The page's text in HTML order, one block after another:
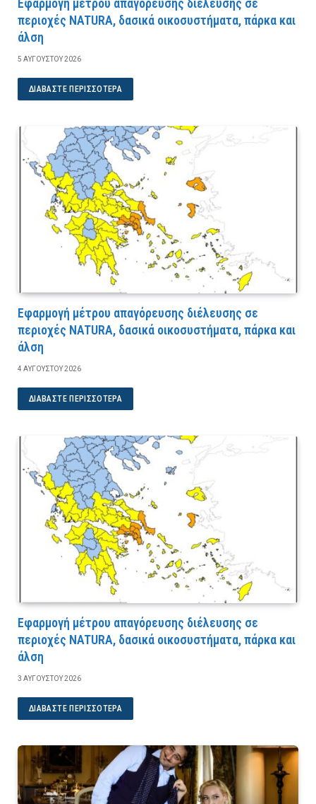
Εφαρμογή μέτρου απαγόρευσης διέλευσης σε
περιοχές NATURA, δασικά οικοσυστήματα, πάρκα και
άλση
5 ΑΥΓΟΎΣΤΟΥ 2026
ΔΙΑΒΆΣΤΕ ΠΕΡΙΣΣΌΤΕΡΑ
Εφαρμογή μέτρου απαγόρευσης διέλευσης σε
περιοχές NATURA, δασικά οικοσυστήματα, πάρκα και
άλση
4 ΑΥΓΟΎΣΤΟΥ 2026
ΔΙΑΒΆΣΤΕ ΠΕΡΙΣΣΌΤΕΡΑ
Εφαρμογή μέτρου απαγόρευσης διέλευσης σε
περιοχές NATURA, δασικά οικοσυστήματα, πάρκα και
άλση
3 ΑΥΓΟΎΣΤΟΥ 2026
ΔΙΑΒΆΣΤΕ ΠΕΡΙΣΣΌΤΕΡΑ